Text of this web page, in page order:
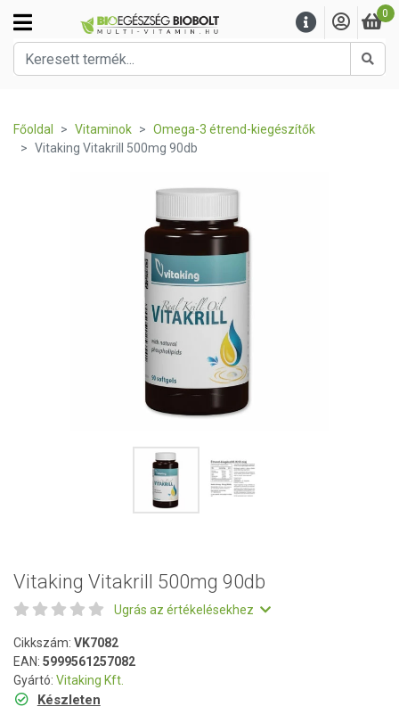
0
Főoldal Vitaminok
Omega-3 étrend-kiegészítők
Vitaking Vitakrill 500mg 90db
Vitaking Vitakrill 500mg 90db
Ugrás az értékelésekhez
Cikkszám: VK7082
EAN: 5999561257082
Gyártó: Vitaking Kft.
Készleten